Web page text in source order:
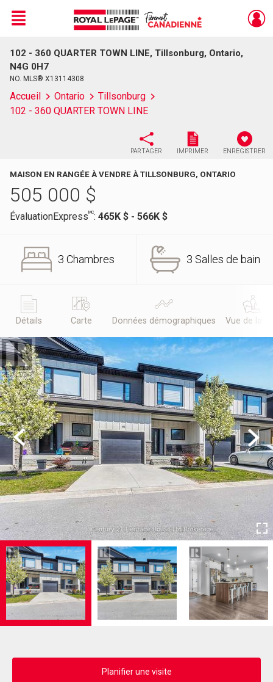
Live
En Direct
Menu
102 - 360 QUARTER TOWN LINE, Tillsonburg, Ontario,
N4G 0H7
NO. MLS® X13114308
Accueil Ontario
Tillsonburg
102 - 360 QUARTER TOWN LINE
PARTAGER IMPRIMER ENREGISTRER
MAISON EN RANGÉE À VENDRE À TILLSONBURG, ONTARIO
505 000 $
ÉvaluationExpressMC: 465K $ - 566K $
3 Chambres 3 Salles de bain
Détails Carte Données démographiques Vue de la
Previous Next
Planifier une visite